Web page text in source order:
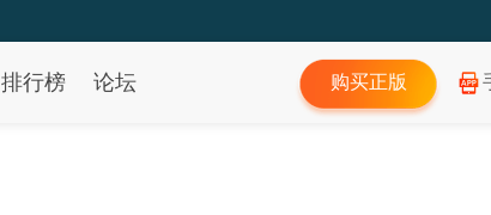
排行榜 论坛 购买正版